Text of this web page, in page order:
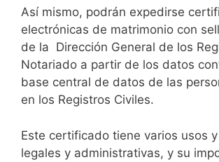
Así mismo, podrán expedirse
electrónicas de matrimonio con
de la Dirección General de los
Notariado a partir de los datos
base central de datos de las
en los Registros Civiles.
Este certificado tiene varios usos
legales y administrativas, y su